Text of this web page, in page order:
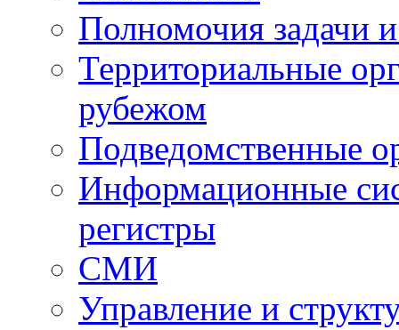
Полномочия задачи
Территориальные
рубежом
Подведомственные
Информационные
регистры
СМИ
Управление и